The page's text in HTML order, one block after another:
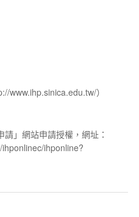
www.ihp.sinica.edu.tw/）
」網站申請授權，網址：
ihponline?